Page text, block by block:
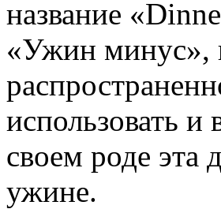
название
«Ужин минус»,
использовать и
своем роде эта
ужине.